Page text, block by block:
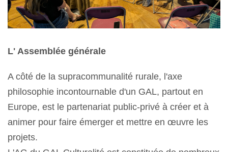
L' Assemblée générale
A côté de la supracommunalité rurale, l'axe
philosophie incontournable d'un GAL, partout en
Europe, est le partenariat public-privé à créer et à
animer pour faire émerger et mettre en œuvre les
projets.